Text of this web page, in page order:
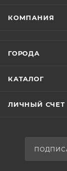
КОМПАНИЯ
ГОРОДА
КАТАЛОГ
ЛИЧНЫЙ СЧЕТ